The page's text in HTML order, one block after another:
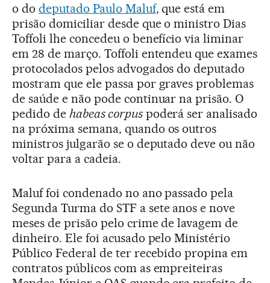
o do deputado Paulo Maluf, que está em
prisão domiciliar desde que o ministro Dias
Toffoli lhe concedeu o benefício via liminar
em 28 de março. Toffoli entendeu que exames
protocolados pelos advogados do deputado
mostram que ele passa por graves problemas
de saúde e não pode continuar na prisão. O
pedido de habeas corpuspoderá ser analisado
na próxima semana, quando os outros
ministros julgarão se o deputado deve ou não
voltar para a cadeia.
Maluf foi condenado no ano passado pela
Segunda Turma do STF a sete anos e nove
meses de prisão pelo crime de lavagem de
dinheiro. Ele foi acusado pelo Ministério
Público Federal de ter recebido propina em
contratos públicos com as empreiteiras